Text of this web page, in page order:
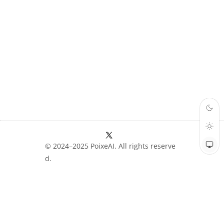
© 2024–2025 PoixeAI. All rights reserve
d.